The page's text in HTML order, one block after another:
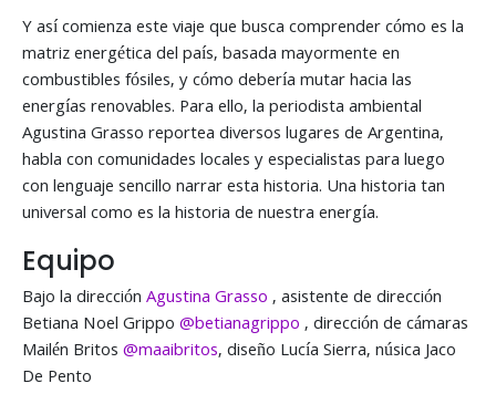
Y así comienza este viaje que busca comprender cómo es la
matriz energética del país, basada mayormente en
combustibles fósiles, y cómo debería mutar hacia las
energías renovables. Para ello, la periodista ambiental
Agustina Grasso reportea diversos lugares de Argentina,
habla con comunidades locales y especialistas para luego
con lenguaje sencillo narrar esta historia. Una historia tan
universal como es la historia de nuestra energía.
Equipo
Bajo la direcciónAgustina Grasso, asistente de dirección
Betiana Noel Grippo@betianagrippo, dirección de cámaras
Mailén Britos@maaibritos, diseño Lucía Sierra, núsica Jaco
De Pento